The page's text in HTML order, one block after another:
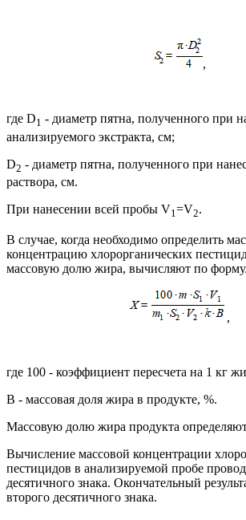
,
где D1 - диаметр пятна, полученного при
анализируемого экстракта, см;
D2 - диаметр пятна, полученного при
раствора, см.
При нанесении всей пробы V1=V2.
В случае, когда необходимо определить
концентрацию хлорорганических
массовую долю жира, вычисляют по
,
где 100 - коэффициент пересчета на 1 кг
В - массовая доля жира в продукте, %.
Массовую долю жира продукта
Вычисление массовой концентрации
пестицидов в анализируемой пробе
десятичного знака. Окончательный
второго десятичного знака.